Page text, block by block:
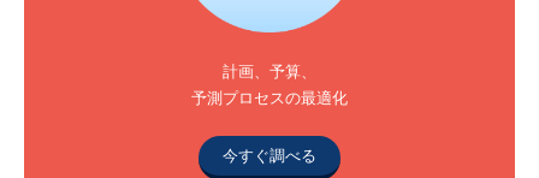
計画、予算、
予測プロセスの最適化
今すぐ調べる